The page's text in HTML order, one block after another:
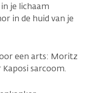
je lichaam
in de huid van je
een arts: Moritz
sarcoom.